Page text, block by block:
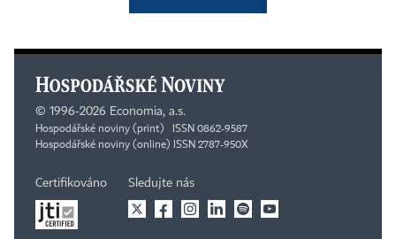
© 1996-2026 Economia, a.s.
Hospodářské noviny (print) ISSN 0862-9587
Hospodářské noviny (online) ISSN 2787-950X
Certifikováno Sledujte nás